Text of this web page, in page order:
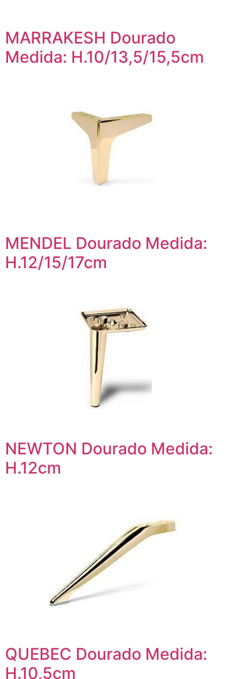
MARRAKESH Dourado
Medida: H.10/13,5/15,5cm
MENDEL Dourado Medida:
H.12/15/17cm
NEWTON Dourado Medida:
H.12cm
QUEBEC Dourado Medida:
H.10,5cm